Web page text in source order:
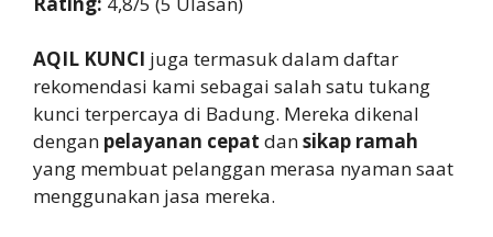
AQIL KUNCI juga termasuk dalam daftar
rekomendasi kami sebagai salah satu tukang
kunci terpercaya di Badung. Mereka dikenal
dengan pelayanan cepat dansikap ramah
yang membuat pelanggan merasa nyaman saat
menggunakan jasa mereka.